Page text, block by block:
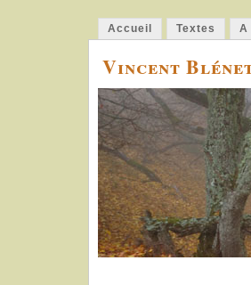
Accueil Textes A
Vincent